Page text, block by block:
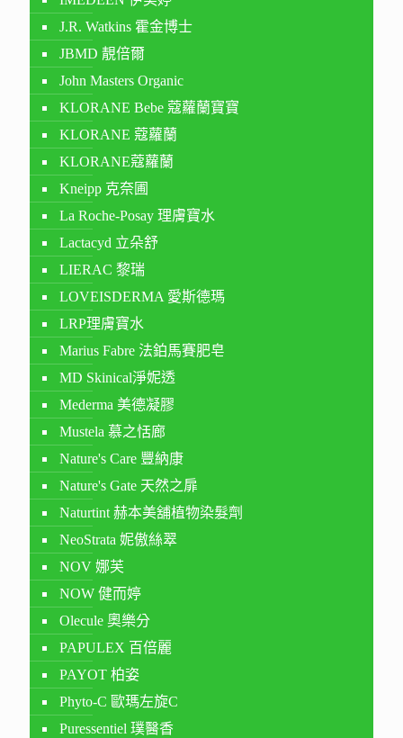
J.R. Watkins 霍金博士
JBMD 靚倍爾
John Masters Organic
KLORANE Bebe 蔻蘿蘭寶寶
KLORANE 蔻蘿蘭
KLORANE蔻蘿蘭
Kneipp 克奈圃
La Roche-Posay 理膚寶水
Lactacyd 立朵舒
LIERAC 黎瑞
LOVEISDERMA 愛斯德瑪
LRP理膚寶水
Marius Fabre 法鉑馬賽肥皂
MD Skinical淨妮透
Mederma 美德凝膠
Mustela 慕之恬廊
Nature's Care 豐納康
Nature's Gate 天然之扉
Naturtint 赫本美舖植物染髮劑
NeoStrata 妮傲絲翠
NOV 娜芙
NOW 健而婷
Olecule 奧樂分
PAPULEX 百倍麗
PAYOT 柏姿
Phyto-C 歐瑪左旋C
Puressentiel 璞醫香